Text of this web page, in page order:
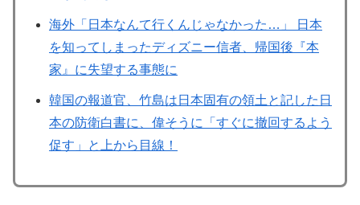
海外「日本なんて行くんじゃなかった…」 日本
を知ってしまったディズニー信者、帰国後『本
家』に失望する事態に
韓国の報道官、竹島は日本固有の領土と記した日
本の防衛白書に、偉そうに「すぐに撤回するよう
促す」と上から目線！